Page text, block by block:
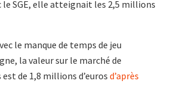
le SGE, elle atteignait les 2,5 millions
le manque de temps de jeu
la valeur sur le marché de
de 1,8 millions d’euros d’après